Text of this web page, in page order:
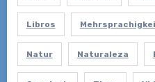
Libros
Natur Naturaleza